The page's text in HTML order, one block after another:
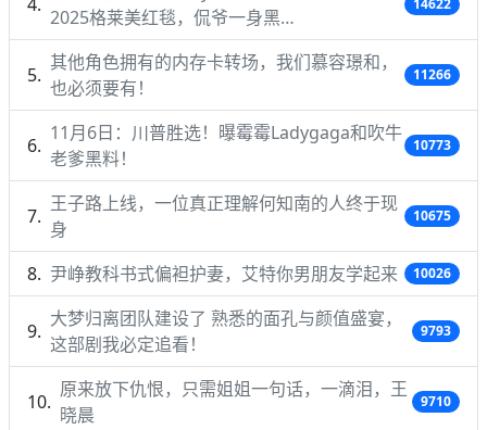
2025格莱美红毯，侃爷一身黑…
其他角色拥有的内存卡转场，我们慕容璟和，
也必须要有！
11266
11月6日：川普胜选！曝霉霉Ladygaga和吹牛
老爹黑料！
10773
王子路上线，一位真正理解何知南的人终于现
身
10675
尹峥教科书式偏袒护妻，艾特你男朋友学起来 10026
大梦归离团队建设了 熟悉的面孔与颜值盛宴，
这部剧我必定追看！
9793
原来放下仇恨，只需姐姐一句话，一滴泪，王
晓晨
9710